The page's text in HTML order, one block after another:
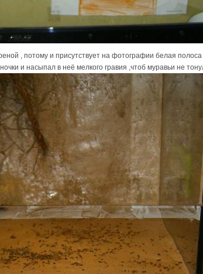
, потому и присутствует на фотографии белая полоса
и насыпал в неё мелкого гравия ,чтоб муравьи не